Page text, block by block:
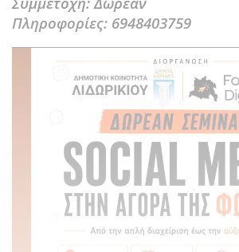
Πληροφορίες: 6948403759